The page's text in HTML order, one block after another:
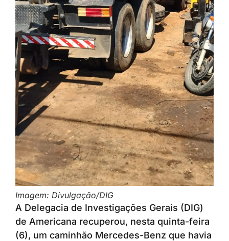
Imagem: Divulgação/DIG
A Delegacia de Investigações Gerais (DIG)
de Americana recuperou, nesta quinta-feira
(6), um caminhão Mercedes-Benz que havia